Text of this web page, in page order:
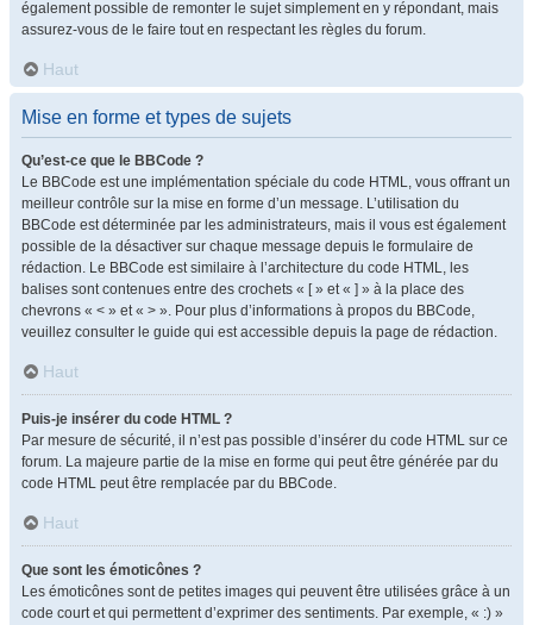
également possible de remonter le sujet simplement en y répondant, mais
assurez-vous de le faire tout en respectant les règles du forum.
Haut
Mise en forme et types de sujets
Qu’est-ce que le BBCode ?
Le BBCode est une implémentation spéciale du code HTML, vous offrant un
meilleur contrôle sur la mise en forme d’un message. L’utilisation du
BBCode est déterminée par les administrateurs, mais il vous est également
possible de la désactiver sur chaque message depuis le formulaire de
rédaction. Le BBCode est similaire à l’architecture du code HTML, les
balises sont contenues entre des crochets « [ » et « ] » à la place des
chevrons « < » et « > ». Pour plus d’informations à propos du BBCode,
veuillez consulter le guide qui est accessible depuis la page de rédaction.
Haut
Puis-je insérer du code HTML ?
Par mesure de sécurité, il n’est pas possible d’insérer du code HTML sur ce
forum. La majeure partie de la mise en forme qui peut être générée par du
code HTML peut être remplacée par du BBCode.
Haut
Que sont les émoticônes ?
Les émoticônes sont de petites images qui peuvent être utilisées grâce à un
code court et qui permettent d’exprimer des sentiments. Par exemple, « :) »